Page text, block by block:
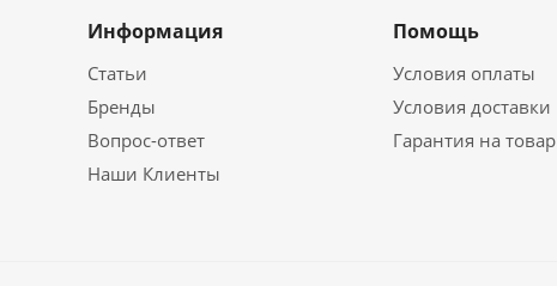
Информация
Статьи
Бренды
Вопрос-ответ
Наши Клиенты
Помощь
Условия оплаты
Условия доставки
Гарантия на товар